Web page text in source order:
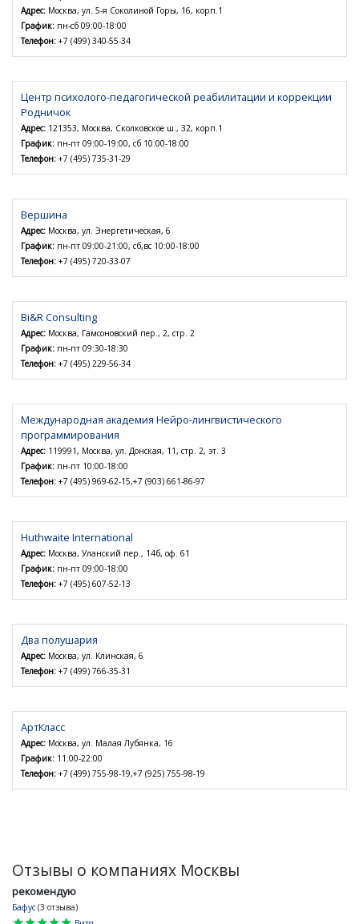
Адрес: Москва, ул. 5-я Соколиной Горы, 16, корп.1
График: пн-сб 09:00-18:00
Телефон: +7 (499) 340-55-34
Центр психолого-педагогической реабилитации и коррекции
Родничок
Адрес: 121353, Москва, Сколковское ш., 32, корп.1
График: пн-пт 09:00-19:00, сб 10:00-18:00
Телефон: +7 (495) 735-31-29
Вершина
Адрес: Москва, ул. Энергетическая, 6
График: пн-пт 09:00-21:00, сб,вс 10:00-18:00
Телефон: +7 (495) 720-33-07
Bi&R Consulting
Адрес: Москва, Гамсоновский пер., 2, стр. 2
График: пн-пт 09:30-18:30
Телефон: +7 (495) 229-56-34
Международная академия Нейро-лингвистического
программирования
Адрес: 119991, Москва, ул. Донская, 11, стр. 2, эт. 3
График: пн-пт 10:00-18:00
Телефон: +7 (495) 969-62-15,+7 (903) 661-86-97
Huthwaite International
Адрес: Москва, Уланский пер., 14б, оф. 61
График: пн-пт 09:00-18:00
Телефон: +7 (495) 607-52-13
Два полушария
Адрес: Москва, ул. Клинская, 6
Телефон: +7 (499) 766-35-31
АртКласс
Адрес: Москва, ул. Малая Лубянка, 16
График: 11:00-22:00
Телефон: +7 (499) 755-98-19,+7 (925) 755-98-19
Отзывы о компаниях Москвы
рекомендую
Бафус (3 отзыва)